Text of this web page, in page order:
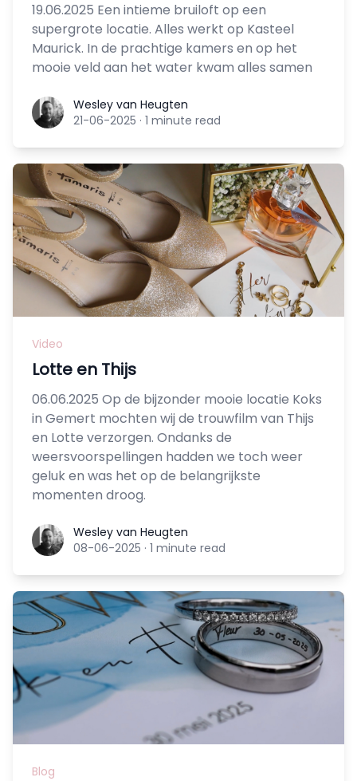
19.06.2025 Een intieme bruiloft op een
supergrote locatie. Alles werkt op Kasteel
Maurick. In de prachtige kamers en op het
mooie veld aan het water kwam alles samen
Wesley van Heugten
Wesley van Heugten
21-06-2025 · 1 minute read
Video
Lotte en Thijs
06.06.2025 Op de bijzonder mooie locatie Koks
in Gemert mochten wij de trouwfilm van Thijs
en Lotte verzorgen. Ondanks de
weersvoorspellingen hadden we toch weer
geluk en was het op de belangrijkste
momenten droog.
Wesley van Heugten
Wesley van Heugten
08-06-2025 · 1 minute read
Blog